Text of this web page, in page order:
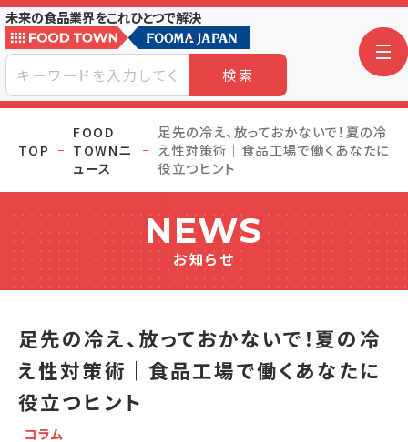
未来の食品業界をこれひとつで解決
検索
TOP
FOOD
TOWNニ
ュース
足先の冷え、放っておかないで！夏の冷
え性対策術｜食品工場で働くあなたに
役立つヒント
NEWS
お知らせ
足先の冷え、放っておかないで！夏の冷
え性対策術｜食品工場で働くあなたに
役立つヒント
コラム